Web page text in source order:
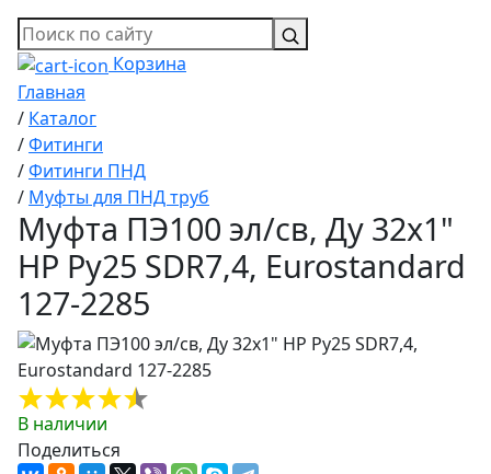
Корзина
Главная
/ Каталог
/Фитинги
/Фитинги ПНД
/ Муфты для ПНД труб
Муфта ПЭ100 эл/св, Ду 32х1"
НР Ру25 SDR7,4, Eurostandard
127-2285
В наличии
Поделиться